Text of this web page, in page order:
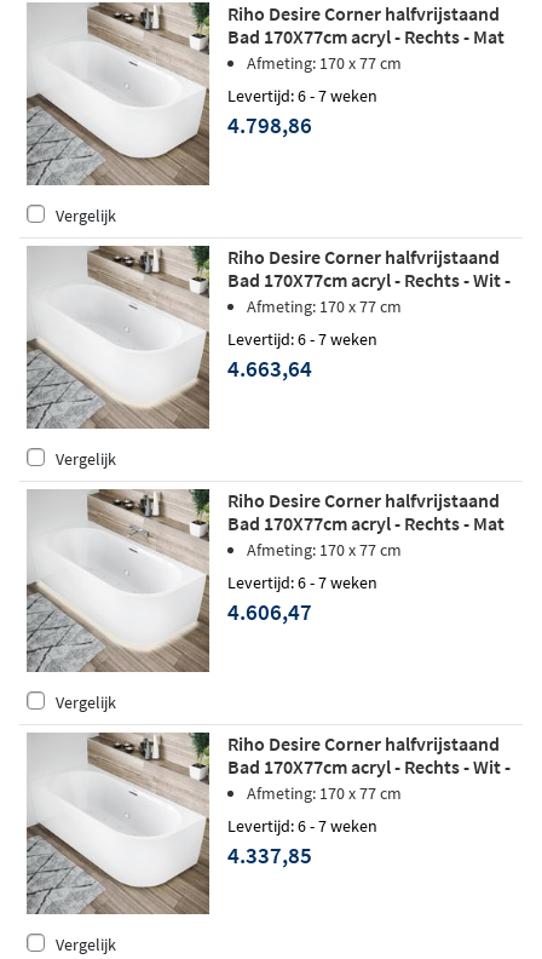
Riho Desire Corner halfvrijstaand
Bad 170X77cm acryl - Rechts - Mat
Wit - Sparkle Mood - Fall
Afmeting: 170 x 77 cm
Levertijd: 6 - 7 weken
4.798,86
Vergelijk
Riho Desire Corner halfvrijstaand
Bad 170X77cm acryl - Rechts - Wit -
Sparkle Mood - Fall - LED verlichting
Afmeting: 170 x 77 cm
Levertijd: 6 - 7 weken
4.663,64
Vergelijk
Riho Desire Corner halfvrijstaand
Bad 170X77cm acryl - Rechts - Mat
Wit - Sparkle Mood - LED verlichting
Afmeting: 170 x 77 cm
Levertijd: 6 - 7 weken
4.606,47
Vergelijk
Riho Desire Corner halfvrijstaand
Bad 170X77cm acryl - Rechts - Wit -
Sparkle Mood - Fall
Afmeting: 170 x 77 cm
Levertijd: 6 - 7 weken
4.337,85
Vergelijk